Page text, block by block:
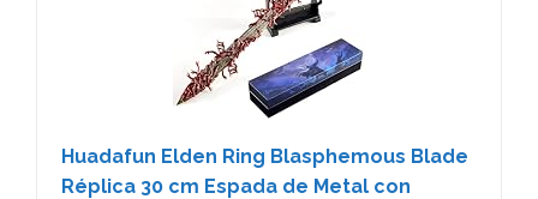
Huadafun Elden Ring Blasphemous Blade
Réplica 30 cm Espada de Metal con